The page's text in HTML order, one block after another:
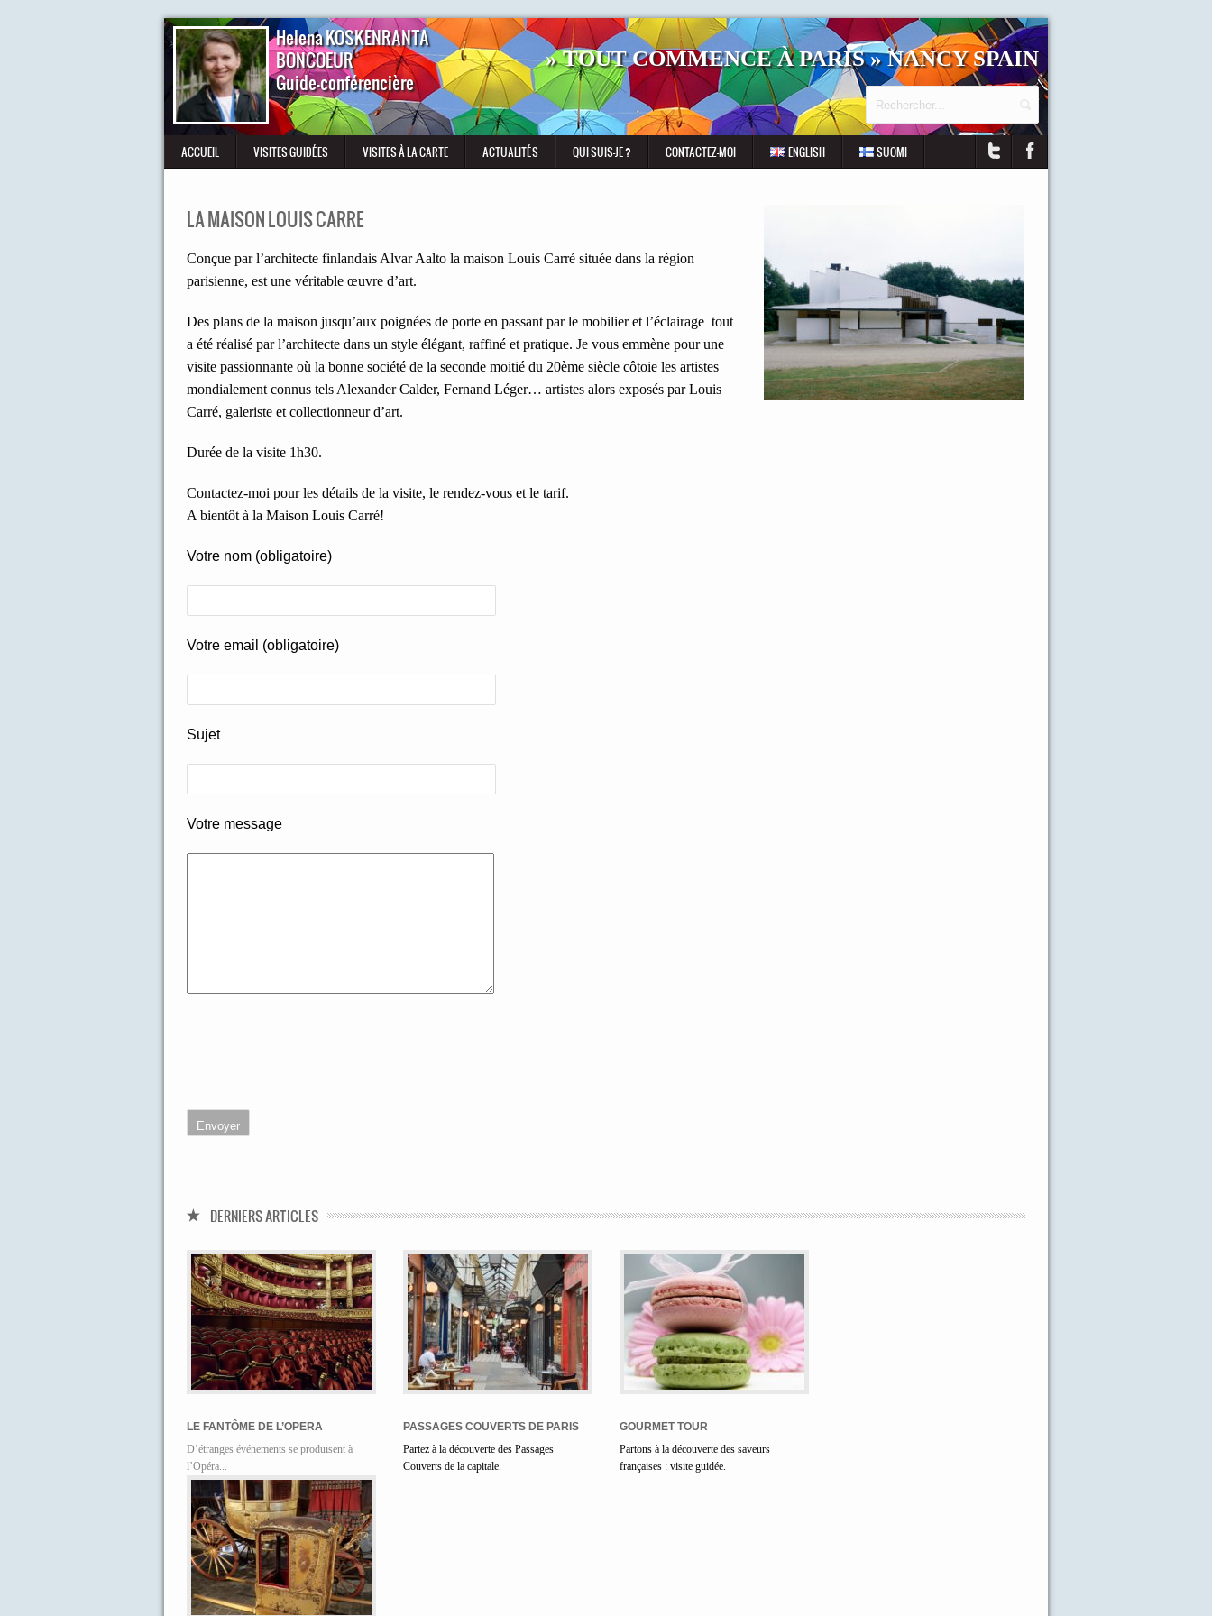
Helena KOSKENRANTA
BONCOEUR
Guide-conférencière
» TOUT COMMENCE À PARIS » NANCY SPAIN
ACCUEIL VISITES GUIDÉES VISITES À LA CARTE ACTUALITÉS QUI SUIS-JE ? CONTACTEZ-MOI ENGLISH SUOMI
LA MAISON LOUIS CARRE
Conçue par l’architecte finlandais Alvar Aalto la maison Louis Carré située dans la région
parisienne, est une véritable œuvre d’art.
Des plans de la maison jusqu’aux poignées de porte en passant par le mobilier et l’éclairage tout
a été réalisé par l’architecte dans un style élégant, raffiné et pratique. Je vous emmène pour une
visite passionnante où la bonne société de la seconde moitié du 20ème siècle côtoie les artistes
mondialement connus tels Alexander Calder, Fernand Léger… artistes alors exposés par Louis
Carré, galeriste et collectionneur d’art.
Durée de la visite 1h30.
Contactez-moi pour les détails de la visite, le rendez-vous et le tarif.
A bientôt à la Maison Louis Carré!
Votre nom (obligatoire)
Votre email (obligatoire)
Sujet
Votre message
DERNIERS ARTICLES
LE FANTÔME DE L’OPERA
D’étranges événements se produisent à
l’Opéra...
PASSAGES COUVERTS DE PARIS
Partez à la découverte des Passages
Couverts de la capitale.
GOURMET TOUR
Partons à la découverte des saveurs
françaises : visite guidée.